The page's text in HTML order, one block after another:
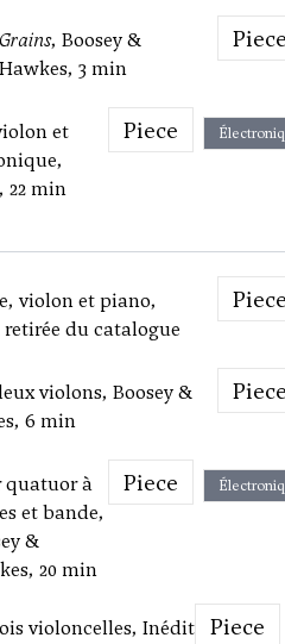
Grains, Boosey &
Hawkes, 3 min
et
22 min
Piece
violon et piano,
du catalogue
violons, Boosey &
6 min
quatuor à
et bande,
&
20 min
Piece
violoncelles, Inédit
Piece